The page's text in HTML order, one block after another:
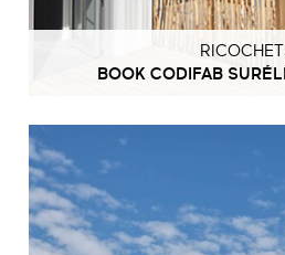
BOOK CODIFAB